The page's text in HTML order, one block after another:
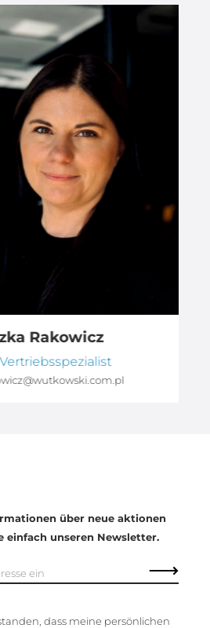
Rakowicz
über neue aktionen
einfach unseren Newsletter.
dass meine persönlichen